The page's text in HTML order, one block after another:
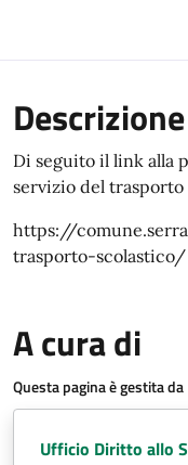
Descrizione
Di seguito il link alla
servizio del trasporto
https://
trasporto-scolastico/
A cura di
Questa pagina è gestita da
Ufficio Diritto allo